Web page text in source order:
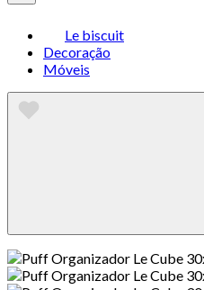
Le biscuit
Decoração
Móveis